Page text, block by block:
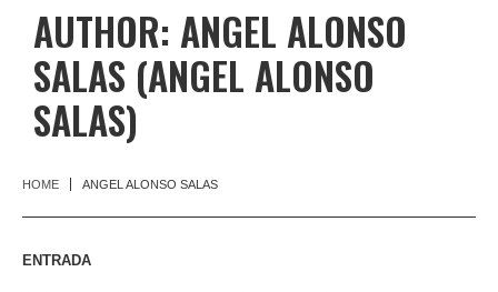
AUTHOR: ANGEL ALONSO
SALAS (ANGEL ALONSO
SALAS)
HOME ANGEL ALONSO SALAS
ENTRADA